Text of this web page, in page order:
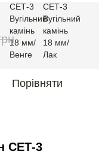
Порівняти
СЕТ-3